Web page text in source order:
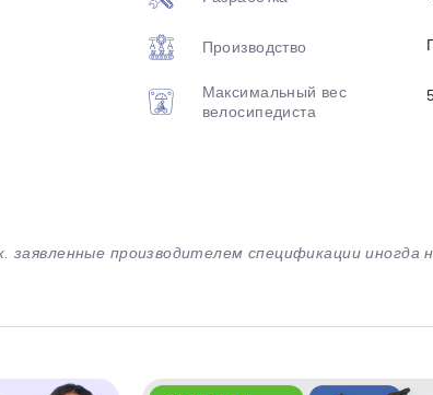
Производство
Максимальный вес
велосипедиста
производителем спецификации